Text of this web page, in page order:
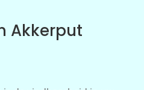
Akkerput